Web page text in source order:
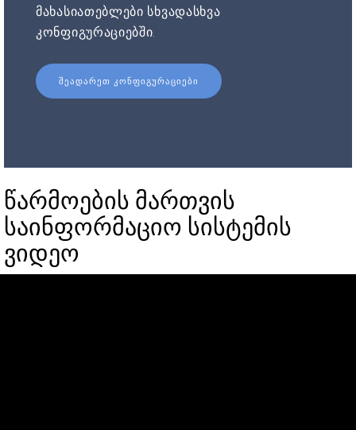
მახასიათებლები სხვადასხვა
კონფიგურაციებში.
ᲨᲔᲐᲓᲐᲠᲔᲗ ᲙᲝᲜᲤᲘᲒᲣᲠᲐᲪᲘᲔᲑᲘ
წარმოების მართვის
საინფორმაციო სისტემის
ვიდეო